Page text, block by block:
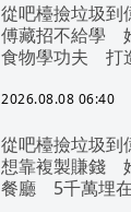
從吧檯撿垃圾到
傅藏招不給學
食物學功夫 打
2026.08.08 06:40
從吧檯撿垃圾到
想靠複製賺錢
餐廳 5千萬埋